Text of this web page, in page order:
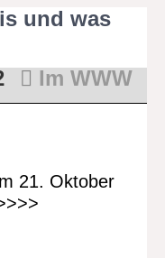
und was
Im WWW
21. Oktober